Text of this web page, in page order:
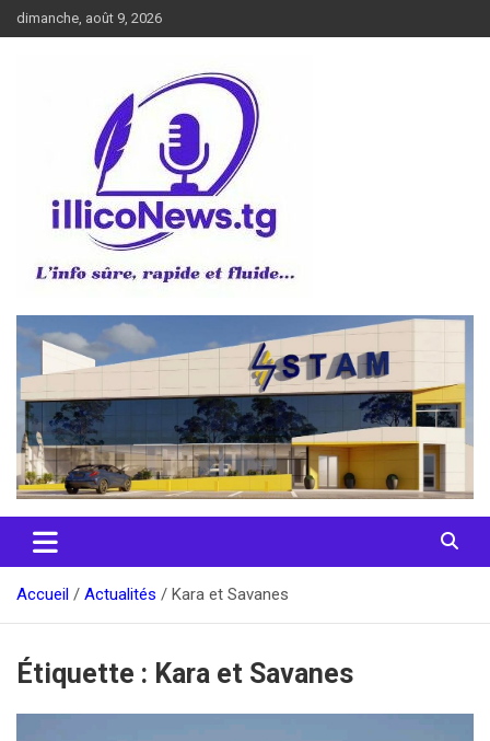
Aller
au
dimanche, août 9, 2026
illiconews
Accueil Actualités Kara et Savanes
Étiquette : Kara et Savanes